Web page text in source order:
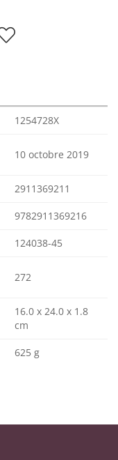
1254728X
10 octobre 2019
2911369211
9782911369216
124038-45
272
16.0 x 24.0 x 1.8
cm
625 g